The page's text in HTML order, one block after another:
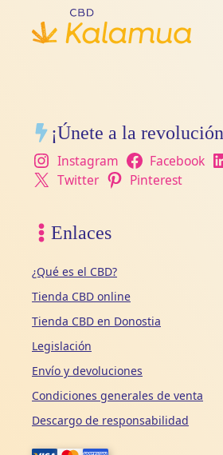
¡Únete a la
Instagram Facebook
Twitter
Pinterest
Enlaces
¿Qué es el CBD?
Tienda CBD online
Tienda CBD en Donostia
Legislación
Envío y devoluciones
Condiciones generales de venta
Descargo de responsabilidad